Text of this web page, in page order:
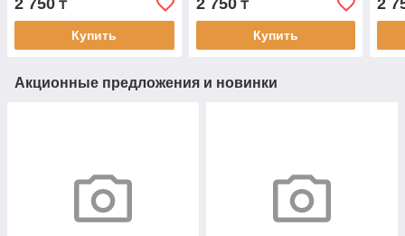
2 750 ₸
Купить
2 750₸
Купить
2
Акционные предложения и новинки